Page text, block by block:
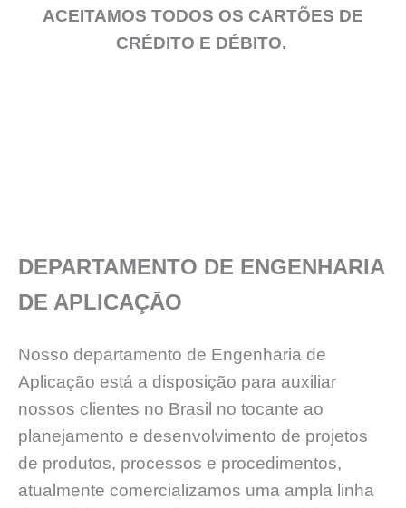
ACEITAMOS TODOS OS CARTÕES DE
CRÉDITO E DÉBITO.
DEPARTAMENTO DE ENGENHARIA
DE APLICAÇĀO
Nosso departamento de Engenharia de
Aplicação está a disposição para auxiliar
nossos clientes no Brasil no tocante ao
planejamento e desenvolvimento de projetos
de produtos, processos e procedimentos,
atualmente comercializamos uma ampla linha